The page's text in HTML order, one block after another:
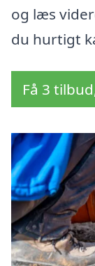
og læs
du hurtigt
Få 3